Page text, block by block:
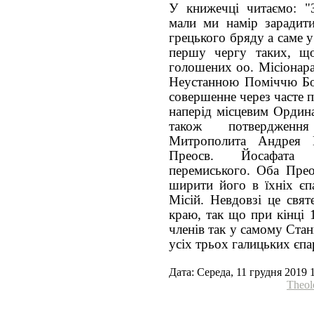
У книжечці читаємо:
мали ми намір
грецького бряду а саме
першу чергу таких,
голошених оо.
Неустанною Поміччю
совершенне через
наперід місцевим
також
Митрополита Андрея
Преосв. Йосафата
перемиського. Оба
ширити його в їхніх
Місій. Невдовзі це
краю, так що при кінці
членів так у самому
усіх трьох галицьких
Дата: Середа, 11 грудня 2019